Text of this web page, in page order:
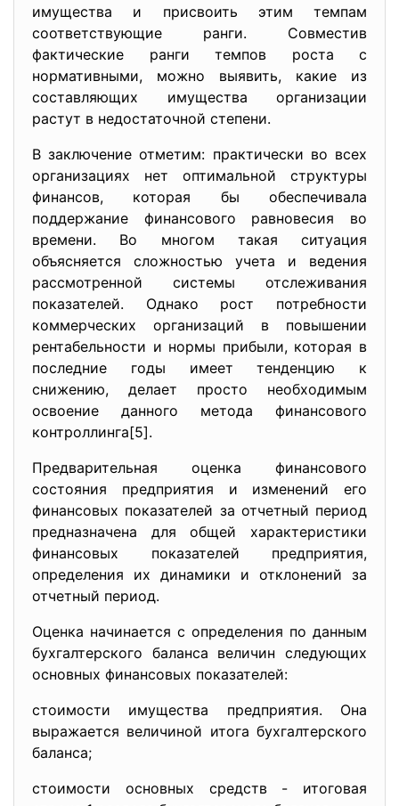
имущества и присвоить этим темпам
соответствующие ранги. Совместив
фактические ранги темпов роста с
нормативными, можно выявить, какие из
составляющих имущества организации
растут в недостаточной степени.
В заключение отметим: практически во всех
организациях нет оптимальной структуры
финансов, которая бы обеспечивала
поддержание финансового равновесия во
времени. Во многом такая ситуация
объясняется сложностью учета и ведения
рассмотренной системы отслеживания
показателей. Однако рост потребности
коммерческих организаций в повышении
рентабельности и нормы прибыли, которая в
последние годы имеет тенденцию к
снижению, делает просто необходимым
освоение данного метода финансового
контроллинга[5].
Предварительная оценка финансового
состояния предприятия и изменений его
финансовых показателей за отчетный период
предназначена для общей характеристики
финансовых показателей предприятия,
определения их динамики и отклонений за
отчетный период.
Оценка начинается с определения по данным
бухгалтерского баланса величин следующих
основных финансовых показателей:
стоимости имущества предприятия. Она
выражается величиной итога бухгалтерского
баланса;
стоимости основных средств - итоговая